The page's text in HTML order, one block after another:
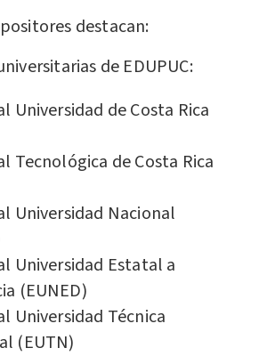
destacan:
de EDUPUC:
Universidad de Costa Rica
Tecnológica de Costa Rica
Universidad Nacional
Universidad Estatal a
(EUNED)
Universidad Técnica
(EUTN)